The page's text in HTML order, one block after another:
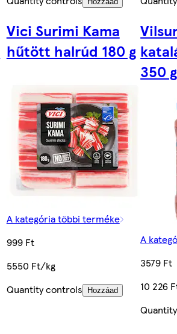
Vici Surimi Kama
hűtött halrúd 180 g
A kategória többi terméke
999 Ft
5550 Ft/kg
Quantity controls
Hozzáad
350 g
A
3579 Ft
10 226